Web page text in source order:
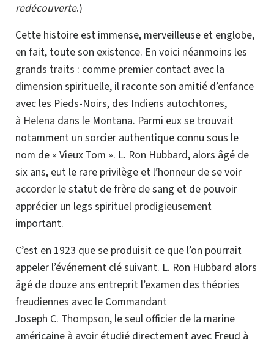
redécouverte.)
Cette histoire est immense, merveilleuse et englobe,
en fait, toute son existence. En voici néanmoins les
grands traits : comme premier contact avec la
dimension spirituelle, il raconte son amitié d’enfance
avec les Pieds-Noirs, des Indiens autochtones,
à Helena dans le Montana. Parmi eux se trouvait
notamment un sorcier authentique connu sous le
nom de « Vieux Tom ». L. Ron Hubbard, alors âgé de
six ans, eut le rare privilège et l’honneur de se voir
accorder le statut de frère de sang et de pouvoir
apprécier un legs spirituel prodigieusement
important.
C’est en 1923 que se produisit ce que l’on pourrait
appeler l’événement clésuivant. L. Ron Hubbard alors
âgé de douze ans entreprit l’examen des théories
freudiennes avec le Commandant
Joseph C. Thompson, le seul officier de la marine
américaine à avoir étudié directement avec Freud à